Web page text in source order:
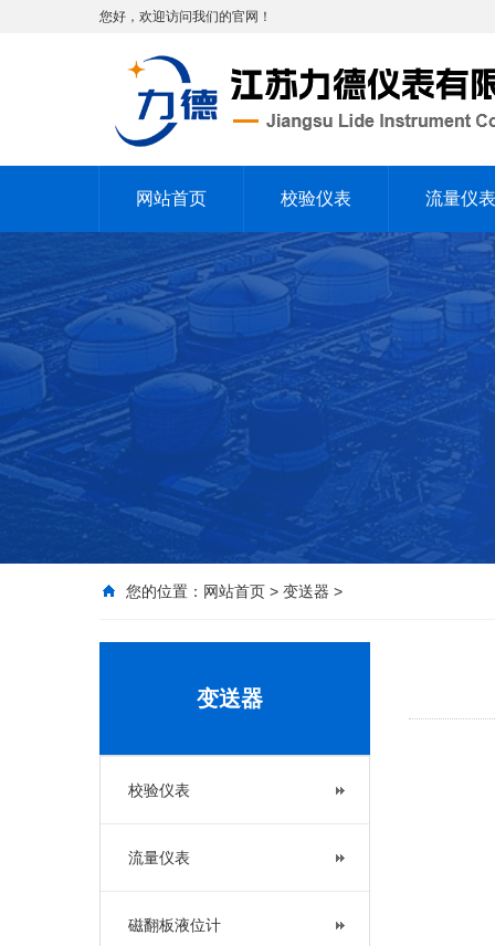
您好，欢迎访问我们的官网！
网站首页 校验仪表 流量仪表
您的位置： 网站首页 > 变送器 >
变送器
校验仪表
流量仪表
磁翻板液位计